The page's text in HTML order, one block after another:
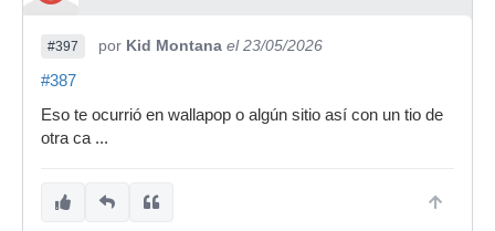
#397 por Kid Montana el 23/05/2026
#387
Eso te ocurrió en wallapop o algún sitio así con un tio de
otra ca ...